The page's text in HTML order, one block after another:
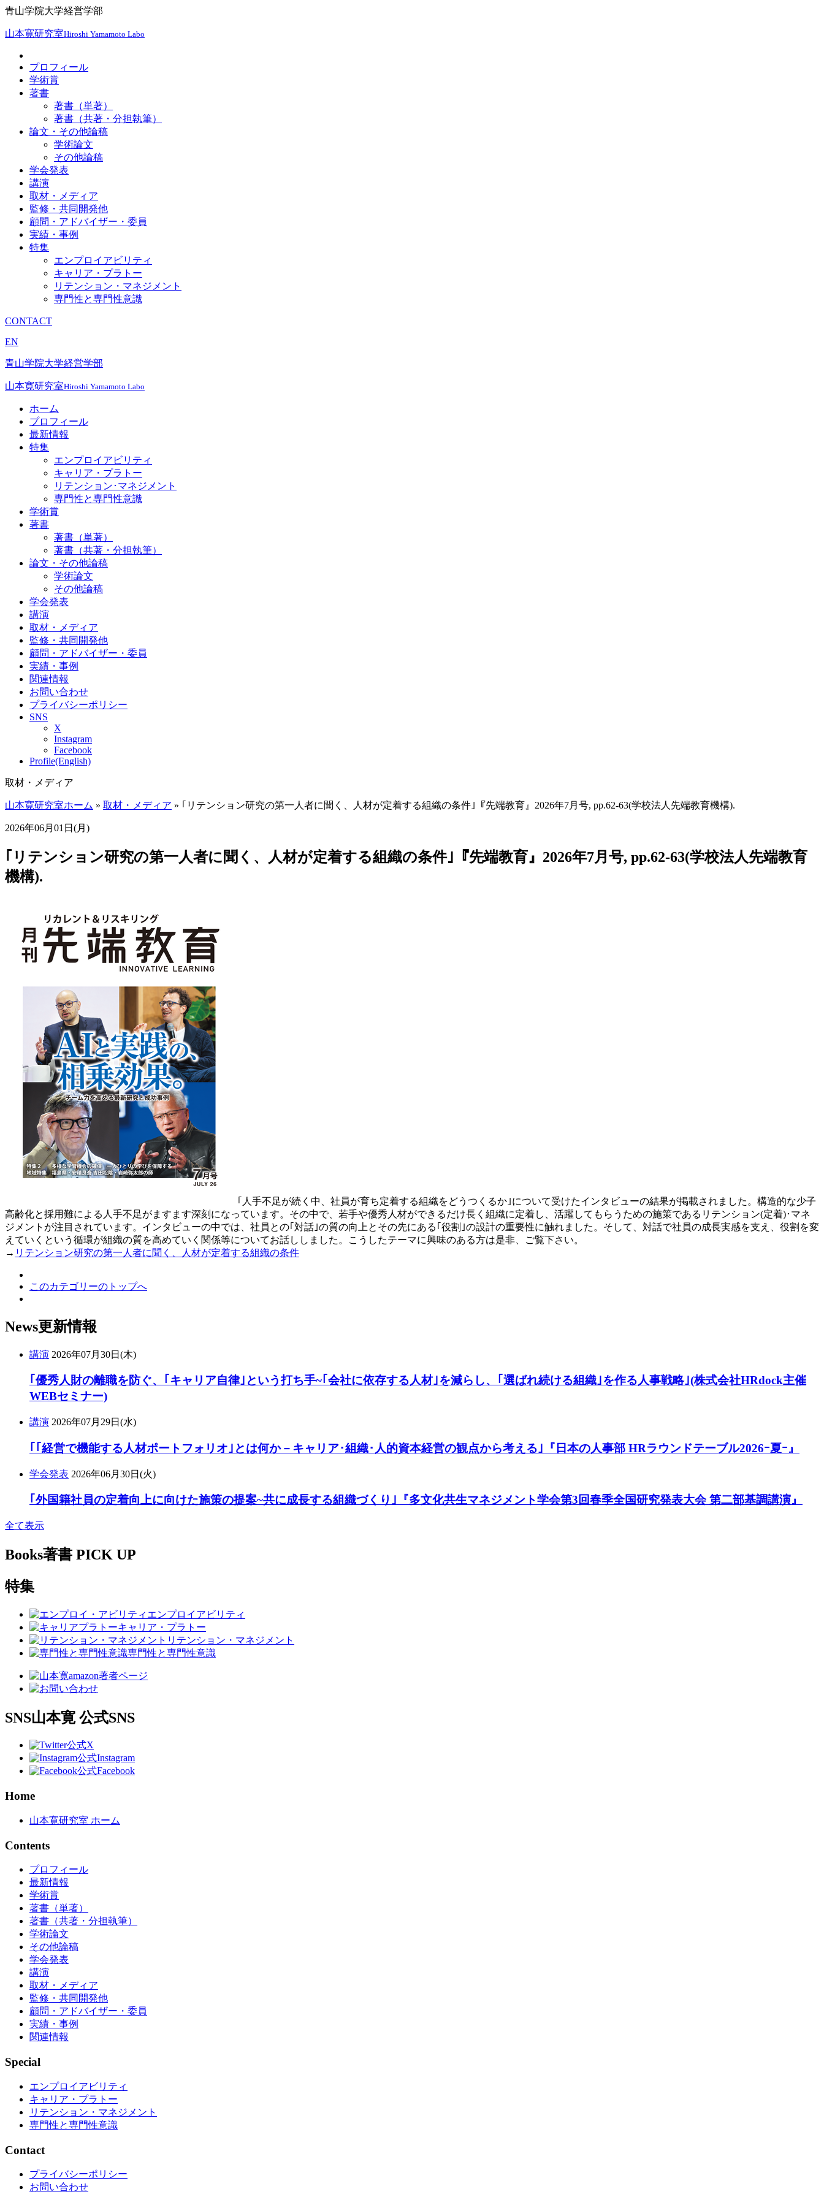
青山学院大学経営学部
山本寛研究室Hiroshi Yamamoto Labo
プロフィール
学術賞
著書
著書（単著）
著書（共著・分担執筆）
論文・その他論稿
学術論文
その他論稿
学会発表
講演
取材・メディア
監修・共同開発他
顧問・アドバイザー・委員
実績・事例
特集
エンプロイアビリティ
キャリア・プラトー
リテンション・マネジメント
専門性と専門性意識
CONTACT
EN
青山学院大学経営学部
山本寛研究室Hiroshi Yamamoto Labo
ホーム
プロフィール
最新情報
特集
エンプロイアビリティ
キャリア・プラトー
リテンション･マネジメント
専門性と専門性意識
学術賞
著書
著書（単著）
著書（共著・分担執筆）
論文・その他論稿
学術論文
その他論稿
学会発表
講演
取材・メディア
監修・共同開発他
顧問・アドバイザー・委員
実績・事例
関連情報
お問い合わせ
プライバシーポリシー
SNS
X
Instagram
Facebook
Profile(English)
取材・メディア
山本寛研究室ホーム » 取材・メディア » ｢リテンション研究の第一人者に聞く、人材が定着する組織の条件｣『先端教育』2026年7月号, pp.62-63(学校法人先端教育機構).
2026年06月01日(月)
｢リテンション研究の第一人者に聞く、人材が定着する組織の条件｣『先端教育』2026年7月号, pp.62-63(学校法人先端教育
機構).
｢人手不足が続く中、社員が育ち定着する組織をどうつくるか｣について受けたインタビューの結果が掲載されました。構造的な少子
高齢化と採用難による人手不足がますます深刻になっています。その中で、若手や優秀人材ができるだけ長く組織に定着し、活躍してもらうための施策であるリテンション(定着)･マネ
ジメントが注目されています。インタビューの中では、社員との｢対話｣の質の向上とその先にある｢役割｣の設計の重要性に触れました。そして、対話で社員の成長実感を支え、役割を変
えていくという循環が組織の質を高めていく関係等についてお話ししました。こうしたテーマに興味のある方は是非、ご覧下さい。
→ リテンション研究の第一人者に聞く、人材が定着する組織の条件
このカテゴリーのトップへ
News更新情報
講演 2026年07月30日(木)
｢優秀人財の離職を防ぐ、｢キャリア自律｣という打ち手~｢会社に依存する人材｣を減らし、｢選ばれ続ける組織｣を作る人事戦略｣(株式会社HRdock主催
WEBセミナー)
講演 2026年07月29日(水)
｢｢経営で機能する人材ポートフォリオ｣とは何か－キャリア･組織･人的資本経営の観点から考える｣『日本の人事部 HRラウンドテーブル2026ｰ夏ｰ』
学会発表 2026年06月30日(火)
｢外国籍社員の定着向上に向けた施策の提案~共に成長する組織づくり｣『多文化共生マネジメント学会第3回春季全国研究発表大会 第二部基調講演』
全て表示
Books著書 PICK UP
特集
エンプロイアビリティ
キャリア・プラトー
リテンション・マネジメント
専門性と専門性意識
SNS山本寛 公式SNS
公式X
公式Instagram
公式Facebook
Home
山本寛研究室 ホーム
Contents
プロフィール
最新情報
学術賞
著書（単著）
著書（共著・分担執筆）
学術論文
その他論稿
学会発表
講演
取材・メディア
監修・共同開発他
顧問・アドバイザー・委員
実績・事例
関連情報
Special
エンプロイアビリティ
キャリア・プラトー
リテンション・マネジメント
専門性と専門性意識
Contact
プライバシーポリシー
お問い合わせ